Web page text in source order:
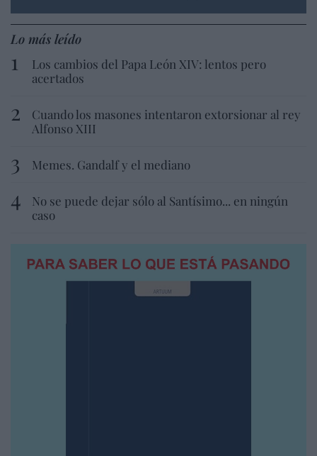
Lo más leído
Los cambios del Papa León XIV: lentos pero
acertados
Cuando los masones intentaron extorsionar al rey
Alfonso XIII
Memes. Gandalf y el mediano
No se puede dejar sólo al Santísimo... en ningún
caso